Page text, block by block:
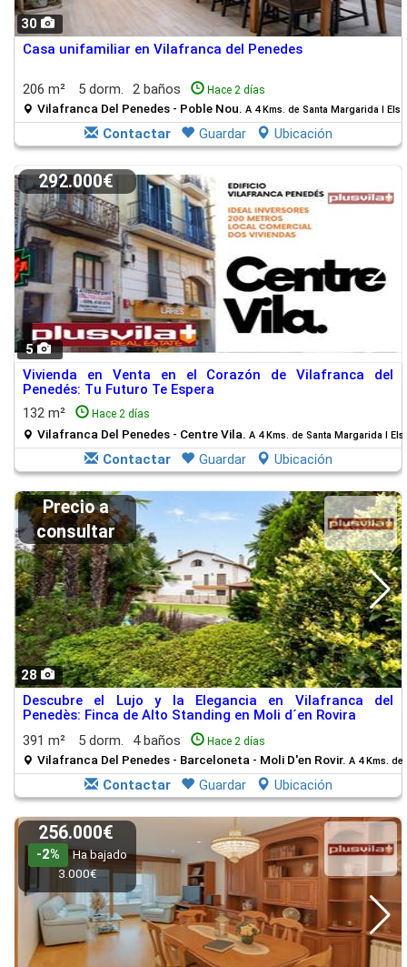
30
Casa unifamiliar en Vilafranca del Penedes
206 m² 5 dorm. 2 baños Hace 2 días
Vilafranca Del Penedes - Poble Nou. A 4 Kms. de Santa Margarida I Els
Contactar Guardar Ubicación
5
292.000€
Vivienda en Venta en el Corazón de Vilafranca del
Penedés: Tu Futuro Te Espera
132 m²
Hace 2 días
Vilafranca Del Penedes - Centre Vila. A 4 Kms. de Santa Margarida I
Contactar Guardar Ubicación
28
Precio a
consultar
Descubre el Lujo y la Elegancia en Vilafranca del
Penedès: Finca de Alto Standing en Moli d´en Rovira
391 m²
5 dorm. 4 baños Hace 2 días
Vilafranca Del Penedes - Barceloneta - Moli D'en Rovir. A 4 Kms.
Contactar Guardar Ubicación
256.000€
-2%
Ha bajado
3.000€